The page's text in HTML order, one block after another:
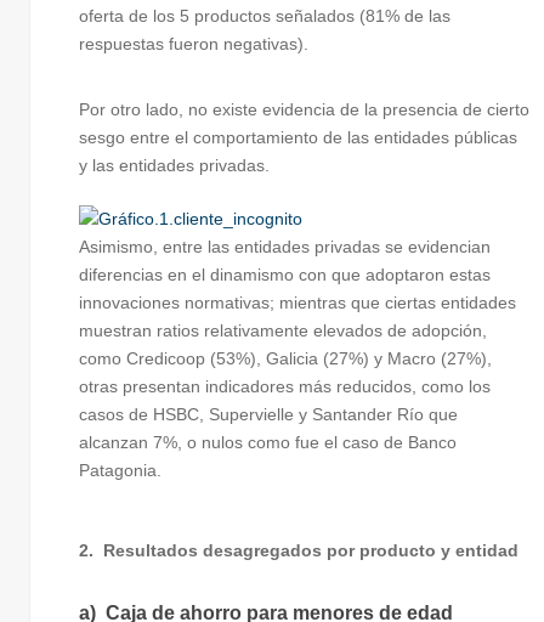
oferta de los 5 productos señalados (81% de las
respuestas fueron negativas).
Por otro lado, no existe evidencia de la presencia de cierto
sesgo entre el comportamiento de las entidades públicas
y las entidades privadas.
Asimismo, entre las entidades privadas se evidencian
diferencias en el dinamismo con que adoptaron estas
innovaciones normativas; mientras que ciertas entidades
muestran ratios relativamente elevados de adopción,
como Credicoop (53%), Galicia (27%) y Macro (27%),
otras presentan indicadores más reducidos, como los
casos de HSBC, Supervielle y Santander Río que
alcanzan 7%, o nulos como fue el caso de Banco
Patagonia.
2. Resultados desagregados por producto y entidad
a) Caja de ahorro para menores de edad